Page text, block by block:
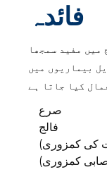
فائدہ
میں مفید سمجھا
بیماریوں میں
صرع
فالج
کی کمزوری)
کمزوری)